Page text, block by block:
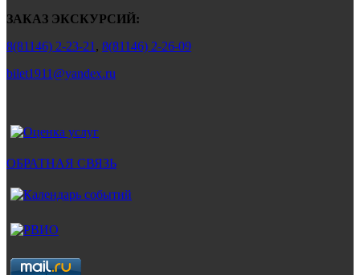
ЗАКАЗ ЭКСКУРСИЙ:
8(81146) 2-23-21 , 8(81146) 2-26-09
bilet1911@yandex.ru
ОБРАТНАЯ СВЯЗЬ